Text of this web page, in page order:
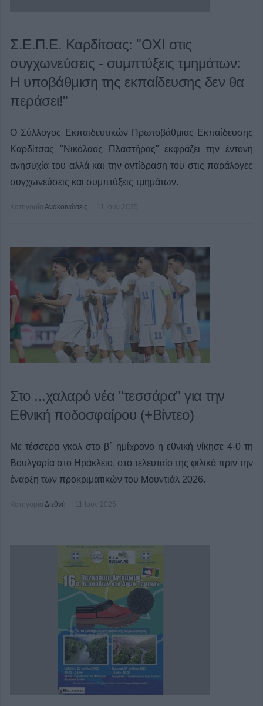
Σ.Ε.Π.Ε. Καρδίτσας: "ΟΧΙ στις
συγχωνεύσεις - συμπτύξεις τμημάτων:
Η υποβάθμιση της εκπαίδευσης δεν θα
περάσει!"
Ο Σύλλογος Εκπαιδευτικών Πρωτοβάθμιας Εκπαίδευσης
Καρδίτσας "Νικόλαος Πλαστήρας" εκφράζει την έντονη
ανησυχία του αλλά και την αντίδραση του στις παράλογες
συγχωνεύσεις και συμπτύξεις τμημάτων.
Κατηγορία Ανακοινώσεις 11 Ιουν 2025
Στο ...χαλαρό νέα "τεσσάρα" για την
Εθνική ποδοσφαίρου (+Βίντεο)
Με τέσσερα γκολ στο β΄ ημίχρονο η εθνική νίκησε 4-0 τη
Βουλγαρία στο Ηράκλειο, στο τελευταίο της φιλικό πριν την
έναρξη των προκριματικών του Μουντιάλ 2026.
Κατηγορία Διεθνή 11 Ιουν 2025